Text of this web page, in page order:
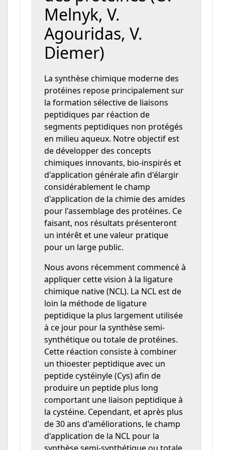
Melnyk, V.
Agouridas, V.
Diemer)
La synthèse chimique moderne des
protéines repose principalement sur
la formation sélective de liaisons
peptidiques par réaction de
segments peptidiques non protégés
en milieu aqueux. Notre objectif est
de développer des concepts
chimiques innovants, bio-inspirés et
d'application générale afin d'élargir
considérablement le champ
d'application de la chimie des amides
pour l'assemblage des protéines. Ce
faisant, nos résultats présenteront
un intérêt et une valeur pratique
pour un large public.
Nous avons récemment commencé à
appliquer cette vision à la ligature
chimique native (NCL). La NCL est de
loin la méthode de ligature
peptidique la plus largement utilisée
à ce jour pour la synthèse semi-
synthétique ou totale de protéines.
Cette réaction consiste à combiner
un thioester peptidique avec un
peptide cystéinyle (Cys) afin de
produire un peptide plus long
comportant une liaison peptidique à
la cystéine. Cependant, et après plus
de 30 ans d'améliorations, le champ
d'application de la NCL pour la